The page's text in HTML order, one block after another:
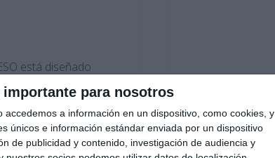
para nosotros
accedemos a información en un dispositivo, como cookies, y
únicos e información estándar enviada por un dispositivo
de publicidad y contenido, investigación de audiencia y
está diseñado
de comunicación y
géneros
un solucionario